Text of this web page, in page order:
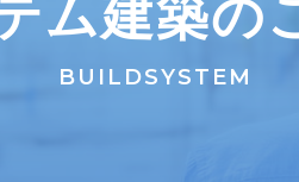
省エネ
耐震補強
ム建築の
BUILDSYSTEM